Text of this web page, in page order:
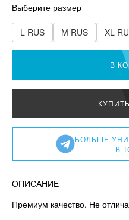
Выберите размер
L RUS M RUS XL
В
БОЛЬШЕ
В
ОПИСАНИЕ
Премиум качество. Не